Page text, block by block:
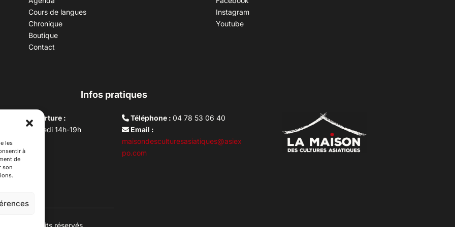
les
à
de
son
Cours de langues
Chronique
Boutique
Contact
Instagram
Youtube
Infos pratiques
d’ouverture :
au vendredi 14h-19h
10h –17h
lundi
Téléphone :04 78 53 06 40
Email :
maisondesculturesasiatiques@asiex
po.com
Tous droits réservés.